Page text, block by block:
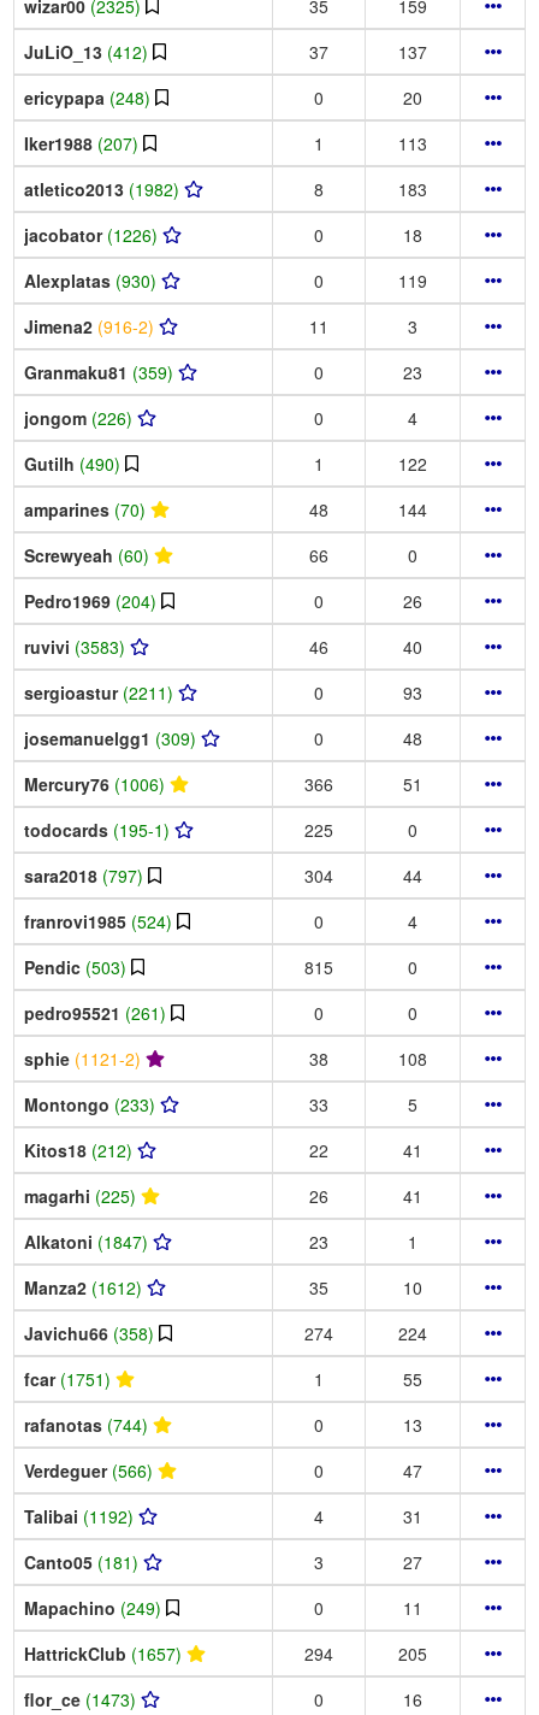
wizar00 (2325) 35
159
JuLiO_13 (412) 37
137
ericypapa (248) 0
20
Iker1988 (207) 1
113
atletico2013 (1982) 8
183
jacobator (1226) 0
18
Alexplatas (930) 0
119
Jimena2 (916-2) 11
3
Granmaku81 (359) 0
23
jongom (226) 0
4
Gutilh (490) 1
122
amparines (70) 48
144
Screwyeah (60) 66
0
Pedro1969 (204) 0
26
ruvivi (3583) 46
40
sergioastur (2211) 0
93
josemanuelgg1 (309) 0
48
Mercury76 (1006) 366
51
todocards (195-1) 225
0
sara2018 (797) 304
44
franrovi1985 (524) 0
4
Pendic (503) 815
0
pedro95521 (261) 0
0
sphie (1121-2) 38
108
Montongo (233) 33
5
Kitos18 (212) 22
41
magarhi (225) 26
41
Alkatoni (1847) 23
1
Manza2 (1612) 35
10
Javichu66 (358) 274
224
fcar (1751) 1
55
rafanotas (744) 0
13
Verdeguer (566) 0
47
Talibai (1192) 4
31
Canto05 (181) 3
27
Mapachino (249) 0
11
HattrickClub (1657) 294
205
flor_ce (1473) 0
16